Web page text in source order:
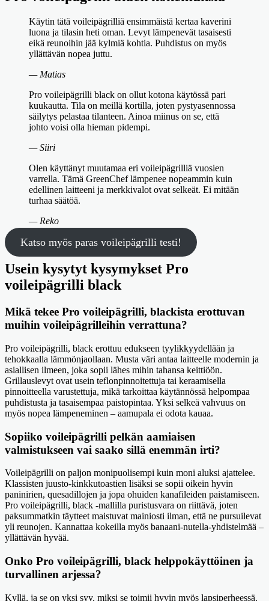
Käytin tätä voileipägrilliä ensimmäistä kertaa kaverini
luona ja tilasin heti oman. Levyt lämpenevät tasaisesti
eikä reunoihin jää kylmiä kohtia. Puhdistus on myös
yllättävän nopea juttu.
— Matias
Pro voileipägrilli black on ollut kotona käytössä pari
kuukautta. Tila on meillä kortilla, joten pystyasennossa
säilytys pelastaa tilanteen. Ainoa miinus on se, että
johto voisi olla hieman pidempi.
— Siiri
Olen käyttänyt muutamaa eri voileipägrilliä vuosien
varrella. Tämä GreenChef lämpenee nopeammin kuin
edellinen laitteeni ja merkkivalot ovat selkeät. Ei mitään
turhaa säätöä.
— Reko
Katso myös paras voileipägrilli testi!
Usein kysytyt kysymykset Pro
voileipägrilli black
Mikä tekee Pro voileipägrilli, blackista erottuvan
muihin voileipägrilleihin verrattuna?
Pro voileipägrilli, black erottuu edukseen tyylikkyydellään ja
tehokkaalla lämmönjaollaan. Musta väri antaa laitteelle modernin ja
asiallisen ilmeen, joka sopii lähes mihin tahansa keittiöön.
Grillauslevyt ovat usein teflonpinnoitettuja tai keraamisella
pinnoitteella varustettuja, mikä tarkoittaa käytännössä helpompaa
puhdistusta ja tasaisempaa paistopintaa. Yksi selkeä vahvuus on
myös nopea lämpeneminen – aamupala ei odota kauaa.
Sopiiko voileipägrilli pelkän aamiaisen
valmistukseen vai saako sillä enemmän irti?
Voileipägrilli on paljon monipuolisempi kuin moni aluksi ajattelee.
Klassisten juusto-kinkkutoastien lisäksi se sopii oikein hyvin
paninirien, quesadillojen ja jopa ohuiden kanafileiden paistamiseen.
Pro voileipägrilli, black -mallilla puristusvara on riittävä, joten
paksummatkin täytteet maistuvat mainiosti ilman, että ne pursuilevat
yli reunojen. Kannattaa kokeilla myös banaani-nutella-yhdistelmää –
yllättävän hyvää.
Onko Pro voileipägrilli, black helppokäyttöinen ja
turvallinen arjessa?
Kyllä, ja se on yksi syy, miksi se toimii hyvin myös lapsiperheessä.